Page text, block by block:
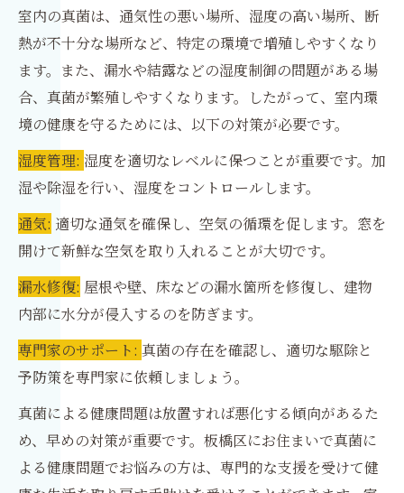
室内の真菌は、通気性の悪い場所、湿度の高い場所、断
熱が不十分な場所など、特定の環境で増殖しやすくなり
ます。また、漏水や結露などの湿度制御の問題がある場
合、真菌が繁殖しやすくなります。したがって、室内環
境の健康を守るためには、以下の対策が必要です。
湿度管理: 湿度を適切なレベルに保つことが重要です。加
湿や除湿を行い、湿度をコントロールします。
通気: 適切な通気を確保し、空気の循環を促します。窓を
開けて新鮮な空気を取り入れることが大切です。
漏水修復: 屋根や壁、床などの漏水箇所を修復し、建物
内部に水分が侵入するのを防ぎます。
専門家のサポート: 真菌の存在を確認し、適切な駆除と
予防策を専門家に依頼しましょう。
真菌による健康問題は放置すれば悪化する傾向があるた
め、早めの対策が重要です。板橋区にお住まいで真菌に
よる健康問題でお悩みの方は、専門的な支援を受けて健